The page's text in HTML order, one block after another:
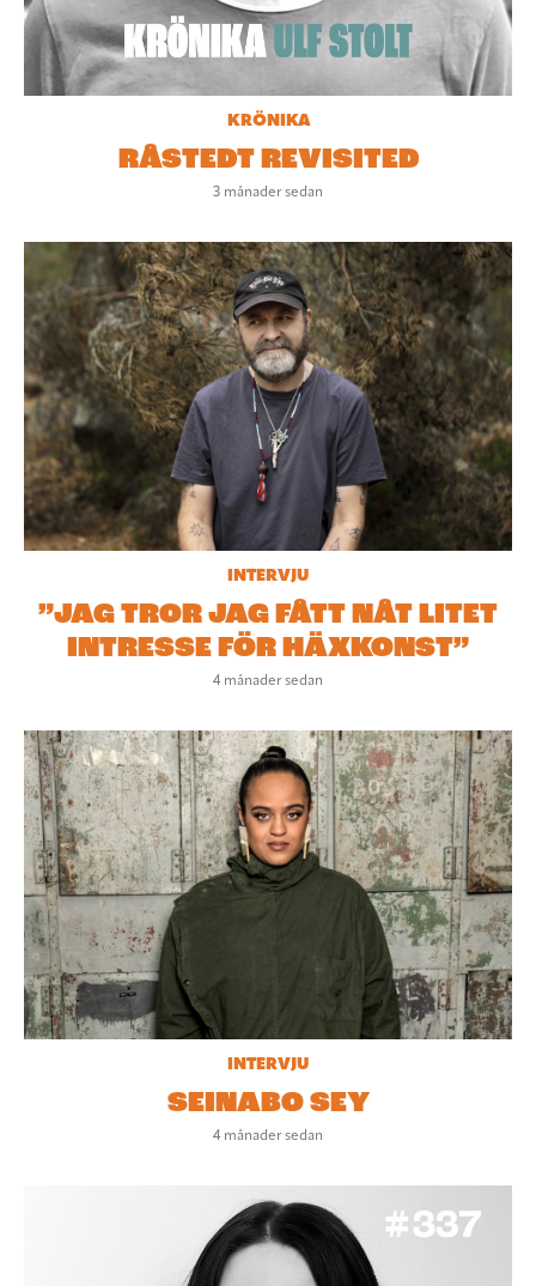
KRÖNIKA
RÅSTEDT REVISITED
3 månader sedan
INTERVJU
”JAG TROR JAG FÅTT NÅT LITET
INTRESSE FÖR HÄXKONST”
4 månader sedan
INTERVJU
SEINABO SEY
4 månader sedan